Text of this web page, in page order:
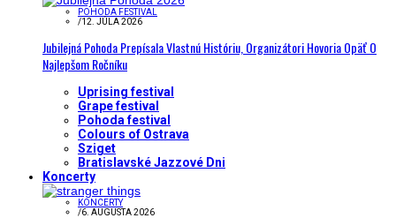
POHODA FESTIVAL
/12. JÚLA 2026
Jubilejná Pohoda Prepísala Vlastnú Históriu, Organizátori Hovoria Opäť O
Najlepšom Ročníku
Uprising festival
Grape festival
Pohoda festival
Colours of Ostrava
Sziget
Bratislavské Jazzové Dni
Koncerty
KONCERTY
/6. AUGUSTA 2026